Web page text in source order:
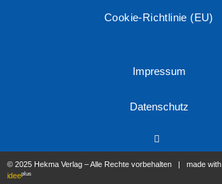
Cookie-Richtlinie (EU)
Impressum
Datenschutz
© 2025 Hekma Verlag – Alle Rechte vorbehalten | made with
ideeplus